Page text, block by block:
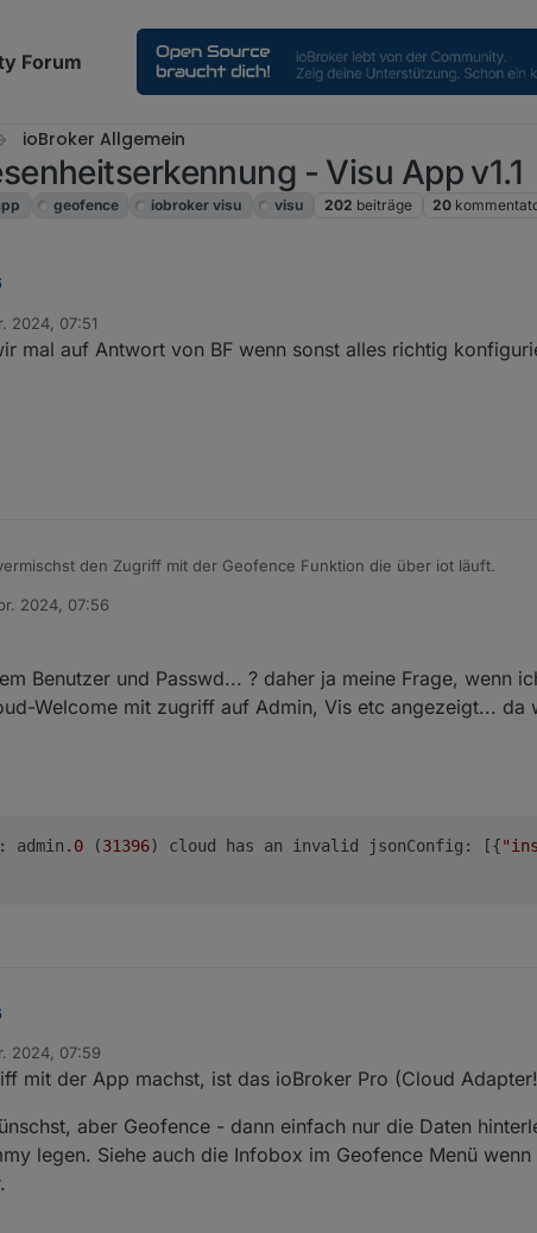
Forum
ioBroker Allgemein
- Visu App v1.1
geofence iobroker visu visu 202 beiträge 20
entsprechenden Datenpunkte im IOT-Adapter angelegt. Auch nicht
2024, 07:51
mal auf Antwort von BF wenn sonst alles richtig
den Zugriff mit der Geofence Funktion die über iot läuft.
2024, 07:56
Benutzer und Passwd... ? daher ja meine Frage, wenn
Welcome mit zugriff auf Admin, Vis etc angezeigt... da
admin. 0 (31396) cloud has an invalid jsonConfig: [{
ein Account mit gleichem Benutzer und Passwd... ? daher ja meine
und mir wird dann der Cloud-Welcome mit zugriff auf Admin, Vis etc
09:50:22.487  - warn: admin.0 (31396) cloud has an
2024, 07:59
mit der App machst, ist das ioBroker Pro (Cloud
aber Geofence - dann einfach nur die Daten
legen. Siehe auch die Infobox im Geofence Menü